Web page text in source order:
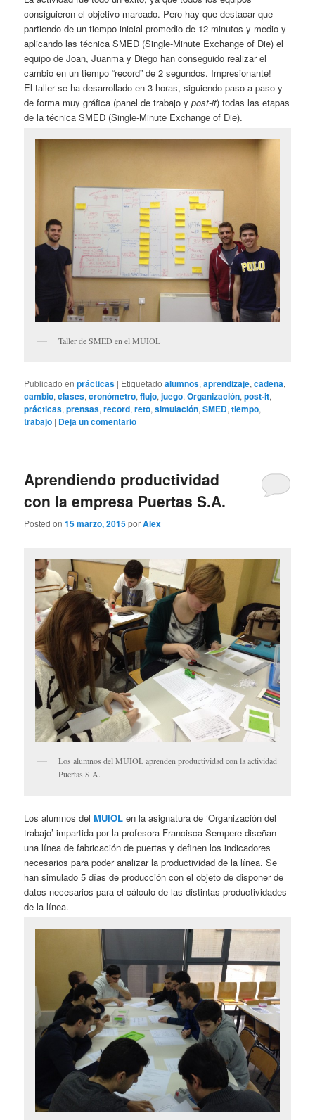
consiguieron el objetivo marcado. Pero hay que destacar que
partiendo de un tiempo inicial promedio de 12 minutos y medio y
aplicando las técnica SMED (Single-Minute Exchange of Die) el
equipo de Joan, Juanma y Diego han conseguido realizar el
cambio en un tiempo “record” de 2 segundos. Impresionante!
El taller se ha desarrollado en 3 horas, siguiendo paso a paso y
de forma muy gráfica (panel de trabajo ypost-it) todas las etapas
de la técnica SMED (Single-Minute Exchange of Die).
Taller de SMED en el MUIOL
Publicado en prácticas | Etiquetado alumnos,aprendizaje,cadena,
cambio,clases,cronómetro,flujo,juego,Organización,post-it,
prácticas,prensas,record,reto,simulación,SMED,tiempo,
trabajo | Deja un comentario
Aprendiendo productividad
con la empresa Puertas S.A.
Posted on15 marzo, 2015porAlex
Los alumnos del MUIOL aprenden productividad con la actividad
Puertas S.A.
Los alumnos delMUIOL en la asignatura de ‘Organización del
trabajo’ impartida por la profesora Francisca Sempere diseñan
una línea de fabricación de puertas y definen los indicadores
necesarios para poder analizar la productividad de la línea. Se
han simulado 5 días de producción con el objeto de disponer de
datos necesarios para el cálculo de las distintas productividades
de la línea.